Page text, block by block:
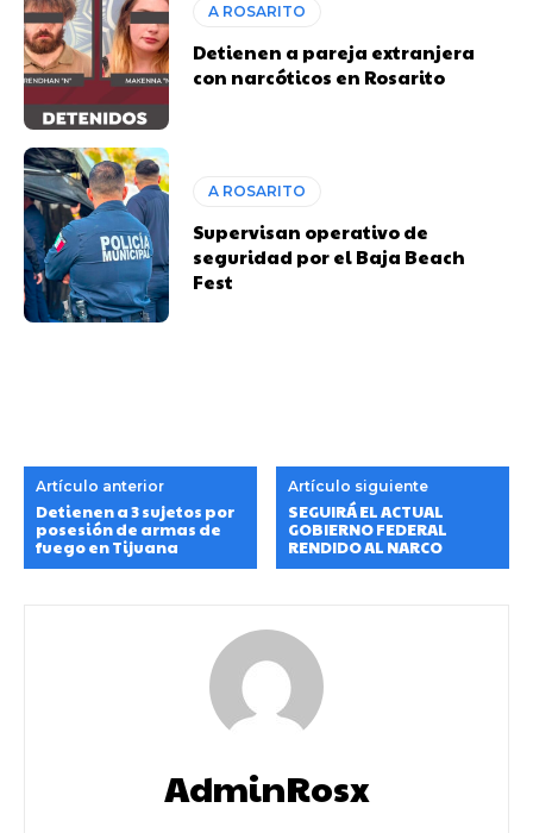
A ROSARITO
Detienen a pareja extranjera
con narcóticos en Rosarito
A ROSARITO
Supervisan operativo de
seguridad por el Baja Beach
Fest
Artículo anterior
Detienen a 3 sujetos por
posesión de armas de
fuego en Tijuana
Artículo siguiente
SEGUIRÁ EL ACTUAL
GOBIERNO FEDERAL
RENDIDO AL NARCO
AdminRosx